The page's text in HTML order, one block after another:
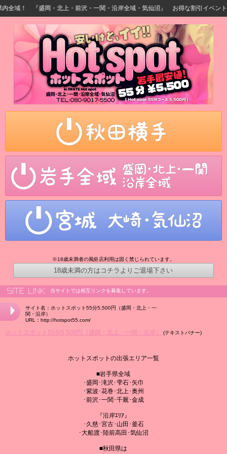
域！ 『盛岡・北上・前沢・一関・沿岸全域・気仙沼』 お得な割引イベント
※18歳未満者の風俗店利用は固く禁じられています。
18歳未満の方はコチラよりご退場下さい
当サイトでは相互リンクを募集しています。
サイト名：ホットスポット55分5,500円（盛岡・北上・一
関・沿岸）
URL：http://hotspot55.com/
ホットスポット55分5,500円（盛岡・北上・一関・沿岸） (テキストバナー)
ホットスポットの出張エリア一覧
■岩手県全域
･盛岡･滝沢･雫石･矢巾
･紫波･花巻･北上･奥州
･前沢･一関･千厩･金成
『沿岸ｴﾘｱ』
･久慈･宮古･山田･釜石
･大船渡･陸前高田･気仙沼
■秋田県は